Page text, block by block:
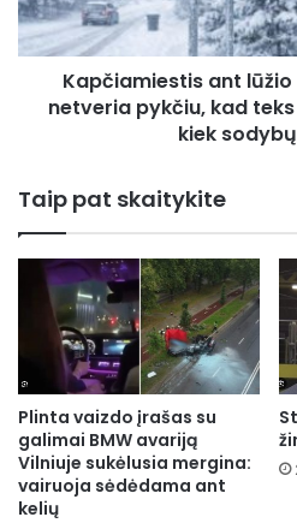
pykčiu,
kad
palikti
kiek
sodybų
palies
Kapčiamiestis ant
netveria pykčiu, kad
kiek
Taip pat skaitykite
Plinta vaizdo įrašas su
galimai BMW avariją
Vilniuje sukėlusia mergina:
vairuoja sėdėdama ant
kelių